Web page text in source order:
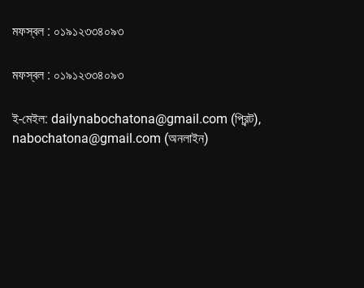
মফস্বল : ০১৯১২৩৩৪০৯৩
মফস্বল : ০১৯১২৩৩৪০৯৩
ই-মেইল: dailynabochatona@gmail.com (প্রিন্ট),
nabochatona@gmail.com (অনলাইন)